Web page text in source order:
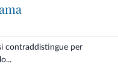
contraddistingue per